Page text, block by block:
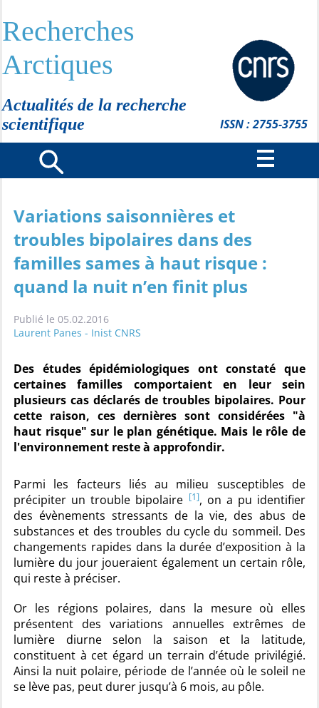
Recherches
Arctiques
Actualités de la recherche
scientifique
ISSN : 2755-3755
Variations saisonnières et
troubles bipolaires dans des
familles sames à haut risque :
quand la nuit n’en finit plus
Publié le 05.02.2016
Laurent Panes - Inist CNRS
Des études épidémiologiques ont constaté que
certaines familles comportaient en leur sein
plusieurs cas déclarés de troubles bipolaires. Pour
cette raison, ces dernières sont considérées "à
haut risque" sur le plan génétique. Mais le rôle de
l'environnement reste à approfondir.
Parmi les facteurs liés au milieu susceptibles de
précipiter un trouble bipolaire [1], on a pu identifier
des évènements stressants de la vie, des abus de
substances et des troubles du cycle du sommeil. Des
changements rapides dans la durée d’exposition à la
lumière du jour joueraient également un certain rôle,
qui reste à préciser.
Or les régions polaires, dans la mesure où elles
présentent des variations annuelles extrêmes de
lumière diurne selon la saison et la latitude,
constituent à cet égard un terrain d’étude privilégié.
Ainsi la nuit polaire, période de l’année où le soleil ne
se lève pas, peut durer jusqu’à 6 mois, au pôle.